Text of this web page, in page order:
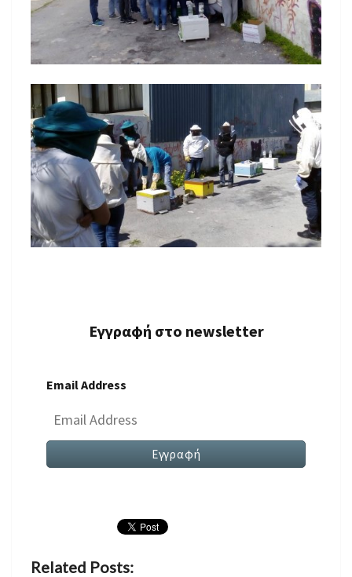
Εγγραφή στο newsletter
Email Address
Related Posts: